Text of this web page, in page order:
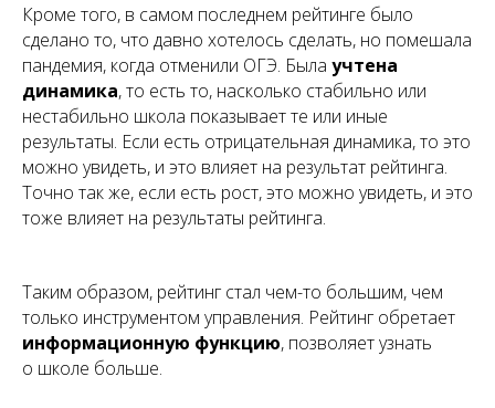
Кроме того, в самом последнем рейтинге было
сделано то, что давно хотелось сделать, но помешала
пандемия, когда отменили ОГЭ. Была учтена
динамика, то есть то, насколько стабильно или
нестабильно школа показывает те или иные
результаты. Если есть отрицательная динамика, то это
можно увидеть, и это влияет на результат рейтинга.
Точно так же, если есть рост, это можно увидеть, и это
тоже влияет на результаты рейтинга.
Таким образом, рейтинг стал чем-то большим, чем
только инструментом управления. Рейтинг обретает
информационную функцию, позволяет узнать
о школе больше.